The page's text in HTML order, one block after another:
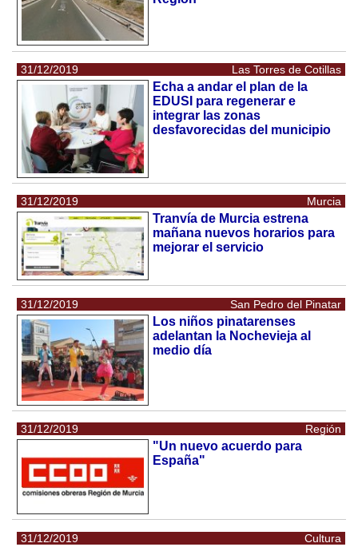
31/12/2019 Las Torres de Cotillas
Echa a andar el plan de la
EDUSI para regenerar e
integrar las zonas
desfavorecidas del municipio
31/12/2019 Murcia
Tranvía de Murcia estrena
mañana nuevos horarios para
mejorar el servicio
31/12/2019 San Pedro del Pinatar
Los niños pinatarenses
adelantan la Nochevieja al
medio día
31/12/2019 Región
"Un nuevo acuerdo para
España"
31/12/2019 Cultura